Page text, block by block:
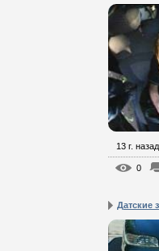
13 г. назад
0
Датские